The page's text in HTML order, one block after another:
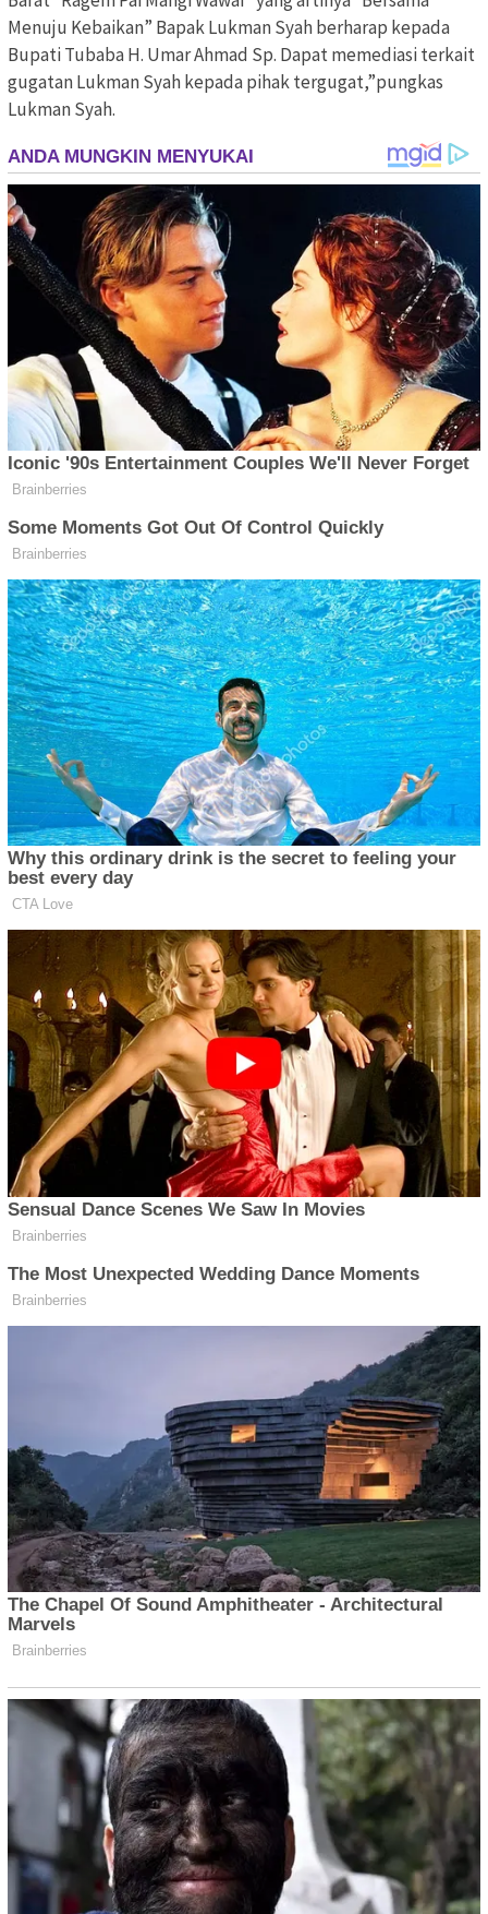
Menuju Kebaikan” Bapak Lukman Syah berharap kepada
Bupati Tubaba H. Umar Ahmad Sp. Dapat memediasi terkait
gugatan Lukman Syah kepada pihak tergugat,”pungkas
Lukman Syah.